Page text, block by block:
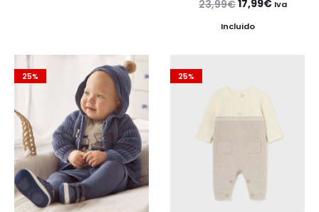
era:
12,99€.
es:
9,74€.
23,99€
precio
23,99€.
17,99€ Iva
Incluido
25% 25%